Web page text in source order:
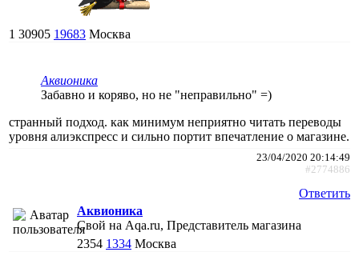
1 30905 19683 Москва
Аквионика
Забавно и коряво, но не "неправильно" =)
странный подход. как минимум неприятно читать переводы
уровня алиэкспресс и сильно портит впечатление о магазине.
23/04/2020 20:14:49
#2774886
Ответить
Аквионика
Свой на Aqa.ru, Представитель магазина
2354 1334 Москва